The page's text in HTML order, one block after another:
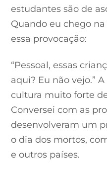
estudantes são de
Quando eu chego
essa provocação:
“Pessoal, essas
aqui? Eu não vejo.”
cultura muito forte
Conversei com as
desenvolveram um
o dia dos mortos,
e outros países.